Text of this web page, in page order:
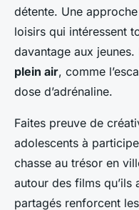
détente. Une
loisirs qui intéressent
davantage aux jeunes.
plein air, comme
dose d’adrénaline.
Faites preuve de
adolescents à
chasse au trésor en
autour des films qu’ils
partagés renforcent